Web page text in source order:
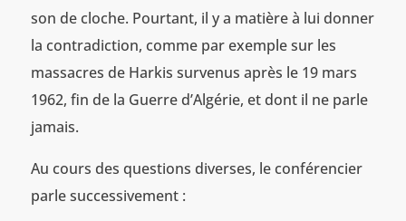
son de cloche. Pourtant, il y a matière à lui donner
la contradiction, comme par exemple sur les
massacres de Harkis survenus après le 19 mars
1962, fin de la Guerre d’Algérie, et dont il ne parle
jamais.
Au cours des questions diverses, le conférencier
parle successivement :